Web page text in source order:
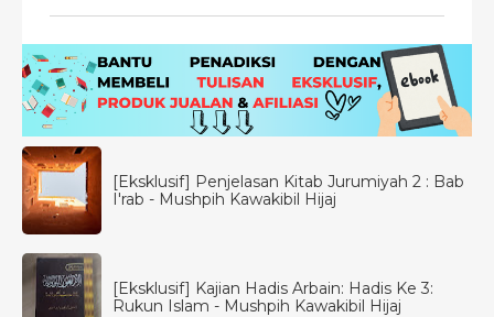
[Eksklusif] Penjelasan Kitab Jurumiyah 2 : Bab
I'rab - Mushpih Kawakibil Hijaj
[Eksklusif] Kajian Hadis Arbain: Hadis Ke 3:
Rukun Islam - Mushpih Kawakibil Hijaj